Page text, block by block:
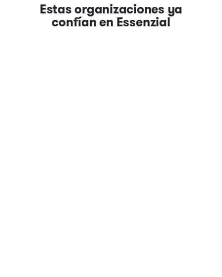
Estas organizaciones ya
confían en Essenzial